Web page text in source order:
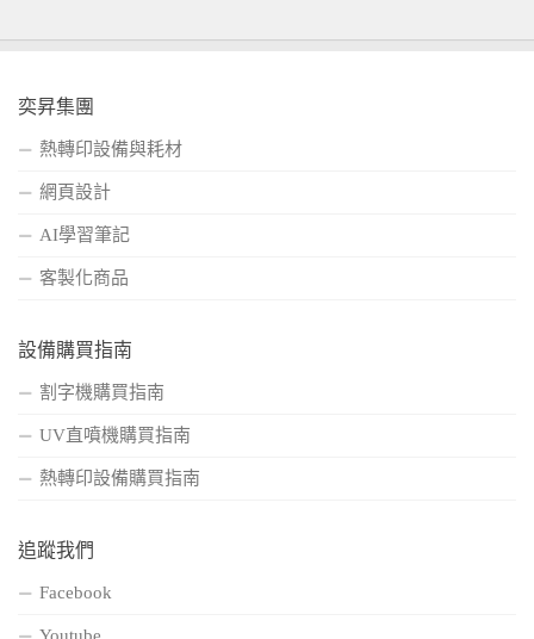
奕昇集團
熱轉印設備與耗材
網頁設計
AI學習筆記
客製化商品
設備購買指南
割字機購買指南
UV直噴機購買指南
熱轉印設備購買指南
追蹤我們
Facebook
Youtube